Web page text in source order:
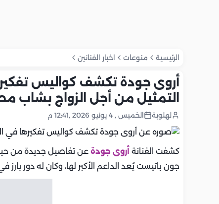
الرئيسية منوعات اخبار الفنانين
أروى جودة تكشف كواليس
التمثيل من أجل الزواج بشاب
لهلوبة الخميس , 4 يونيو 2026 ,12:41 م
كشفت الفنانة أروى جودة عن تفاصيل جديدة من
جون باتيست يُعد الداعم الأكبر لها، وكان له دور